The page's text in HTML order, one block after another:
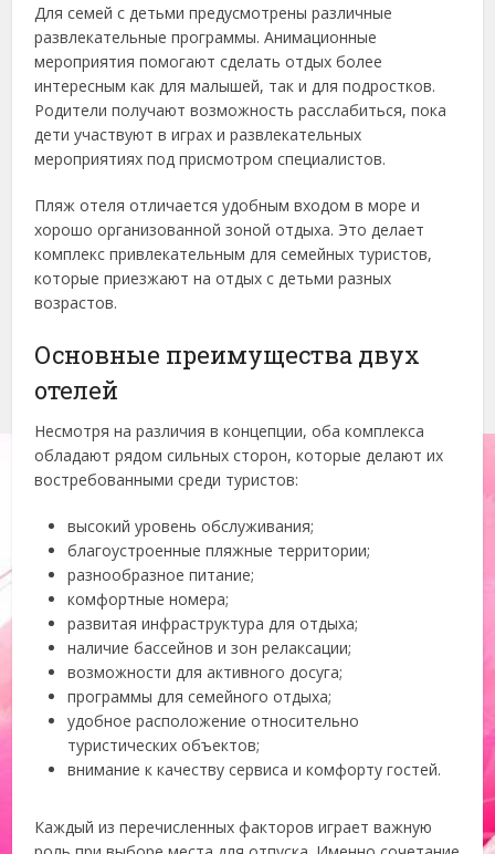
Для семей с детьми предусмотрены различные
развлекательные программы. Анимационные
мероприятия помогают сделать отдых более
интересным как для малышей, так и для подростков.
Родители получают возможность расслабиться, пока
дети участвуют в играх и развлекательных
мероприятиях под присмотром специалистов.
Пляж отеля отличается удобным входом в море и
хорошо организованной зоной отдыха. Это делает
комплекс привлекательным для семейных туристов,
которые приезжают на отдых с детьми разных
возрастов.
Основные преимущества двух
отелей
Несмотря на различия в концепции, оба комплекса
обладают рядом сильных сторон, которые делают их
востребованными среди туристов:
высокий уровень обслуживания;
благоустроенные пляжные территории;
разнообразное питание;
комфортные номера;
развитая инфраструктура для отдыха;
наличие бассейнов и зон релаксации;
возможности для активного досуга;
программы для семейного отдыха;
удобное расположение относительно
туристических объектов;
внимание к качеству сервиса и комфорту гостей.
Каждый из перечисленных факторов играет важную